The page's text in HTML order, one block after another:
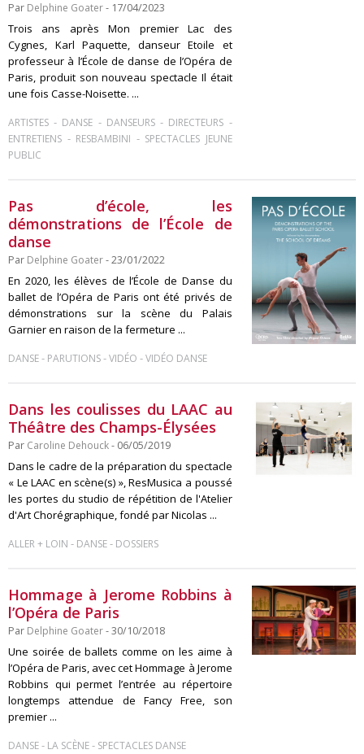
Par Delphine Goater- 17/04/2023
Trois ans après Mon premier Lac des
Cygnes, Karl Paquette, danseur Etoile et
professeur à l’École de danse de l’Opéra de
Paris, produit son nouveau spectacle Il était
une fois Casse-Noisette. ...
ARTISTES - DANSE - DANSEURS- DIRECTEURS -
ENTRETIENS - RESBAMBINI - SPECTACLES JEUNE
PUBLIC
Pas d’école, les
démonstrations de l’École de
danse
Par Delphine Goater- 23/01/2022
En 2020, les élèves de l’École de Danse du
ballet de l’Opéra de Paris ont été privés de
démonstrations sur la scène du Palais
Garnier en raison de la fermeture ...
DANSE- PARUTIONS-VIDÉO -VIDÉO DANSE
Dans les coulisses du LAAC au
Théâtre des Champs-Élysées
Par Caroline Dehouck- 06/05/2019
Dans le cadre de la préparation du spectacle
« Le LAAC en scène(s) », ResMusica a poussé
les portes du studio de répétition de l'Atelier
d'Art Chorégraphique, fondé par Nicolas ...
ALLER + LOIN - DANSE- DOSSIERS
Hommage à Jerome Robbins à
l’Opéra de Paris
Par Delphine Goater- 30/10/2018
Une soirée de ballets comme on les aime à
l’Opéra de Paris, avec cet Hommage à Jerome
Robbins qui permet l’entrée au répertoire
longtemps attendue de Fancy Free, son
premier ...
DANSE- LA SCÈNE- SPECTACLES DANSE